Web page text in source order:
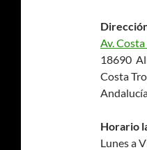
Av.
18690
Costa
Horario
Lunes a